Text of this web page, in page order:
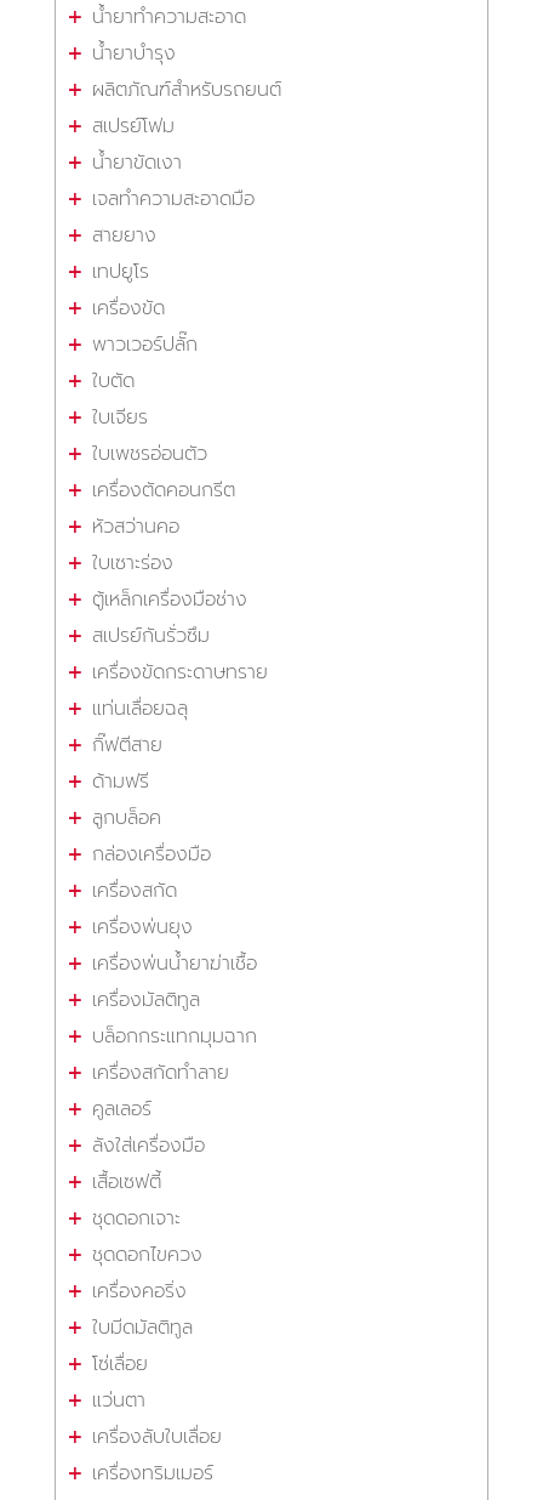
น้ำยาทำความสะอาด
น้ำยาบำรุง
ผลิตภัณฑ์สำหรับรถยนต์
สเปรย์โฟม
น้ำยาขัดเงา
เจลทำความสะอาดมือ
สายยาง
เทปยูโร
เครื่องขัด
พาวเวอร์ปลั๊ก
ใบตัด
ใบเจียร
ใบเพชรอ่อนตัว
เครื่องตัดคอนกรีต
หัวสว่านคอ
ใบเซาะร่อง
ตู้เหล็กเครื่องมือช่าง
สเปรย์กันรั่วซึม
เครื่องขัดกระดาษทราย
แท่นเลื่อยฉลุ
กิ๊ฟตีสาย
ด้ามฟรี
ลูกบล็อค
กล่องเครื่องมือ
เครื่องสกัด
เครื่องพ่นยุง
เครื่องพ่นน้ำยาฆ่าเชื้อ
เครื่องมัลติทูล
บล็อกกระแทกมุมฉาก
เครื่องสกัดทำลาย
คูลเลอร์
ลังใส่เครื่องมือ
เสื้อเซฟตี้
ชุดดอกเจาะ
ชุดดอกไขควง
เครื่องคอริ่ง
ใบมีดมัลติทูล
โซ่เลื่อย
แว่นตา
เครื่องลับใบเลื่อย
เครื่องทริมเมอร์